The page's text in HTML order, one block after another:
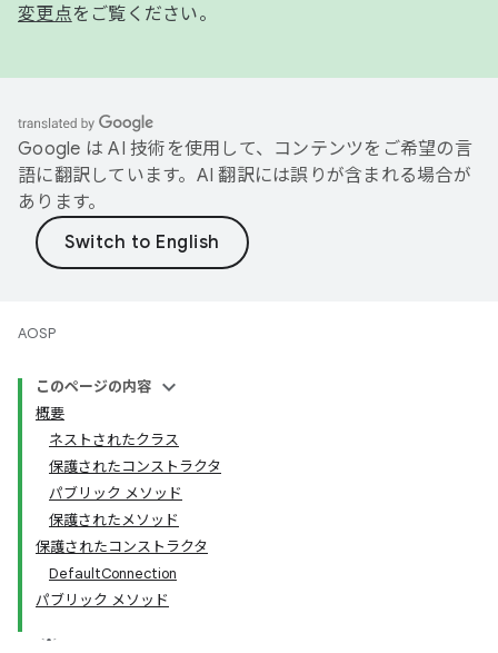
変更点をご覧ください。
Google は AI 技術を使用して、コンテンツをご希望の言
語に翻訳しています。AI 翻訳には誤りが含まれる場合が
あります。
AOSP
このページの内容
概要
ネストされたクラス
保護されたコンストラクタ
パブリック メソッド
保護されたメソッド
保護されたコンストラクタ
DefaultConnection
パブリック メソッド